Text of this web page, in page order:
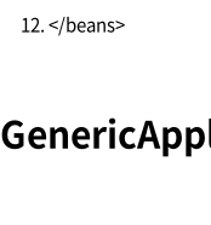
</beans>